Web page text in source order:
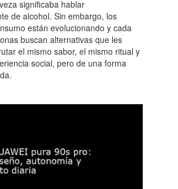
significaba hablar
de alcohol. Sin embargo, los
están evolucionando y cada
buscan alternativas que les
el mismo sabor, el mismo ritual y
social, pero de una forma